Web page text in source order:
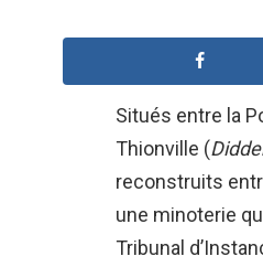
Situés entre la
Thionville (
reconstruits
une minoterie
Tribunal